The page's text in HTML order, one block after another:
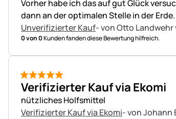
Vorher habe ich das auf gut Glück
dann an der optimalen Stelle in der
Unverifizierter Kauf- von Otto Landwehr
0 von 0Kunden fanden diese Bewertung hilfreich.
5 von 5
Verifizierter Kauf via Ekomi
nützliches Holfsmittel
Verifizierter Kauf via Ekomi- von Johann